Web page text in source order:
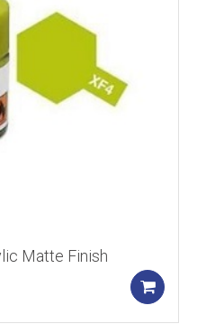
Matte Finish